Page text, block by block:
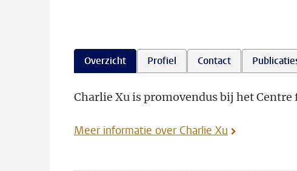
Overzicht Profiel Contact
Charlie Xu is promovendus bij het
Meer informatie over Charlie Xu